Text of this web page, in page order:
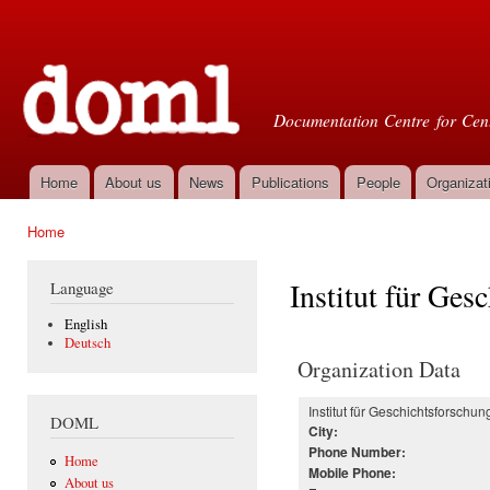
Documentation Centre for
Main menu
Home About us News Publications People
Home
Language
English
Deutsch
DOML
Home
About us
Institut für
Organization Data
Institut für
City:
Phone Number:
Mobile Phone: